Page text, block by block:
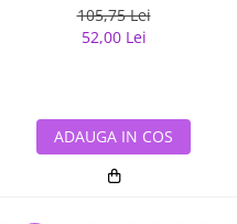
105,75 Lei
52,00 Lei
ADAUGA IN COS